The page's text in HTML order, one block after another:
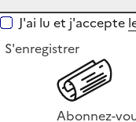
J'ai lu et j'accepte
S'enregistrer
Abonnez-